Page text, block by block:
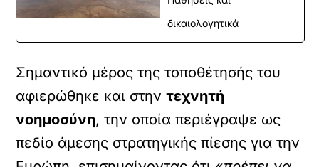
δικαιολογητικά
Σημαντικό μέρος της τοποθέτησής του
αφιερώθηκε και στηντεχνητή
νοημοσύνη, την οποία περιέγραψε ως
πεδίο άμεσης στρατηγικής πίεσης για την